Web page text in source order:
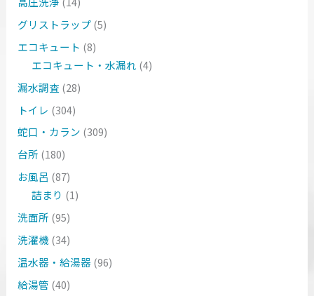
グリストラップ(5)
エコキュート (8)
エコキュート・水漏れ (4)
漏水調査 (28)
トイレ (304)
蛇口・カラン (309)
台所 (180)
お風呂 (87)
詰まり (1)
洗面所 (95)
洗濯機(34)
温水器・給湯器(96)
給湯管 (40)